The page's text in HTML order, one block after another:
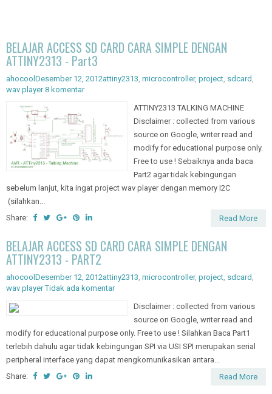
BELAJAR ACCESS SD CARD CARA SIMPLE DENGAN
ATTINY2313 - Part3
ahocoolDesember 12, 2012attiny2313 microcontroller, project sdcard
wav player 8 komentar
ATTINY2313 TALKING MACHINE
Disclaimer : collected from various
source on Google, writer read and
modify for educational purpose only.
Free to use ! Sebaiknya anda baca
Part2 agar tidak kebingungan
sebelum lanjut, kita ingat project wav player dengan memory I2C
(silahkan...
Share:
Read More
BELAJAR ACCESS SD CARD CARA SIMPLE DENGAN
ATTINY2313 - PART2
ahocoolDesember 12, 2012attiny2313 microcontroller, project sdcard
wav player Tidak ada komentar
Disclaimer : collected from various
source on Google, writer read and
modify for educational purpose only. Free to use ! Silahkan Baca Part1
terlebih dahulu agar tidak kebingungan SPI via USI SPI merupakan serial
peripheral interface yang dapat mengkomunikasikan antara...
Share:
Read More